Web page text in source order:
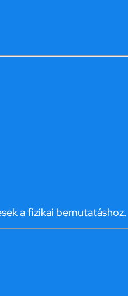
a fizikai bemutatáshoz.